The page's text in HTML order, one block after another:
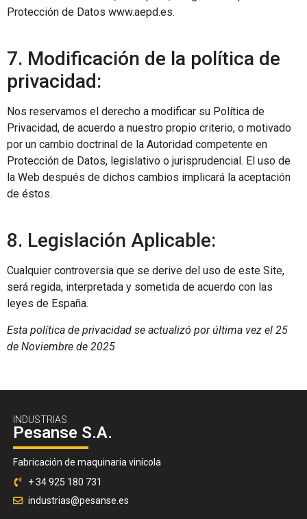
Protección de Datos www.aepd.es.
7. Modificación de la política de
privacidad:
Nos reservamos el derecho a modificar su Política de
Privacidad, de acuerdo a nuestro propio criterio, o motivado
por un cambio doctrinal de la Autoridad competente en
Protección de Datos, legislativo o jurisprudencial. El uso de
la Web después de dichos cambios implicará la aceptación
de éstos.
8. Legislación Aplicable:
Cualquier controversia que se derive del uso de este Site,
será regida, interpretada y sometida de acuerdo con las
leyes de España.
Esta política de privacidad se actualizó por última vez el 25
de Noviembre de 2025
INDUSTRIAS
Pesanse S.A.
Fabricación de maquinaria vinícola
+ 34 925 180 731
industrias@pesanse.es